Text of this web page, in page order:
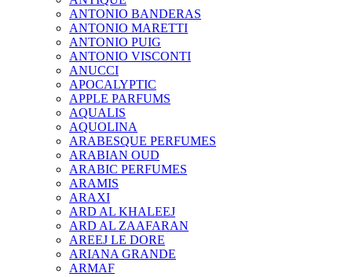
ANTONIO BANDERAS
ANTONIO MARETTI
ANTONIO PUIG
ANTONIO VISCONTI
ANUCCI
APOCALYPTIC
APPLE PARFUMS
AQUALIS
AQUOLINA
ARABESQUE PERFUMES
ARABIAN OUD
ARABIC PERFUMES
ARAMIS
ARAXI
ARD AL KHALEEJ
ARD AL ZAAFARAN
AREEJ LE DORE
ARIANA GRANDE
ARMAF